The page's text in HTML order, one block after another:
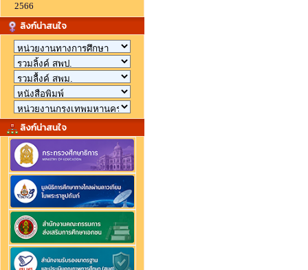
2566
ลิงก์น่าสนใจ
ลิงก์น่าสนใจ